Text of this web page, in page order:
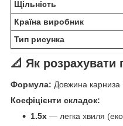
Щільність
Країна виробник
Тип рисунка
📐 Як розрахувати
Формула: Довжина карниза
Коефіцієнти складок:
1.5x — легка хвиля